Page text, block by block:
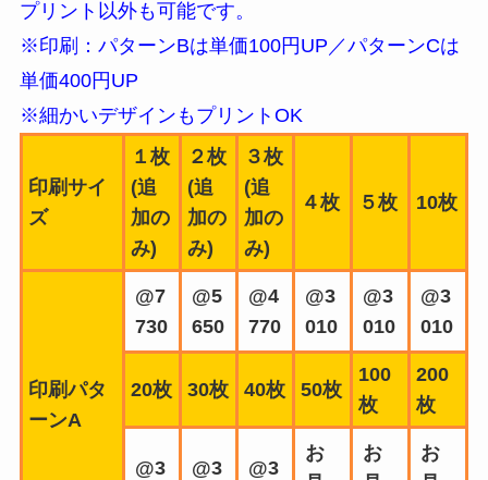
プリント以外も可能です。
※印刷：パターンBは単価100円UP／パターンCは
単価400円UP
※細かいデザインもプリントOK
印刷サイ
ズ
１枚
(追
加の
み)
２枚
(追
加の
み)
３枚
(追
加の
み)
４枚 ５枚 10枚
印刷パタ
ーンA
@7
730
@5
650
@4
770
@3
010
@3
010
@3
010
20枚 30枚 40枚 50枚
100
枚
200
枚
@3 @3 @3
お
お
お